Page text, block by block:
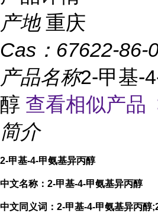
产地 重庆
Cas： 67622-86-
产品名称2-甲基-
醇 查看相似产品
简介
2-甲基-4-甲氨基异丙醇
中文名称：2-甲基-4-甲氨基异丙醇
中文同义词：2-甲基-4-甲氨基异丙醇